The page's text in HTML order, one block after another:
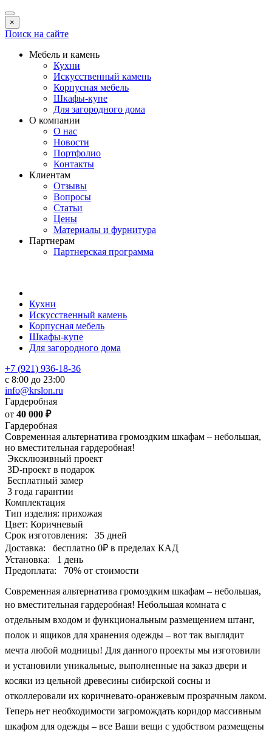
×
Поиск на сайте
Мебель и камень
Кухни
Искусственный камень
Корпусная мебель
Шкафы-купе
Для загородного дома
О компании
О нас
Новости
Портфолио
Контакты
Клиентам
Отзывы
Вопросы
Статьи
Цены
Материалы и фурнитура
Партнерам
Партнерская программа
Кухни
Искусственный камень
Корпусная мебель
Шкафы-купе
Для загородного дома
+7 (921) 936-18-36
с 8:00 до 23:00
info@krslon.ru
Гардеробная
от 40 000 ₽
Гардеробная
Современная альтернатива громоздким шкафам – небольшая,
но вместительная гардеробная!
Эксклюзивный проект
3D-проект в подарок
Бесплатный замер
3 года гарантии
Комплектация
Тип изделия: прихожая
Цвет: Коричневый
Срок изготовления:
35 дней
Доставка:
бесплатно 0₽ в пределах КАД
Установка:
1 день
Предоплата:
70% от стоимости
Современная альтернатива громоздким шкафам – небольшая,
но вместительная гардеробная! Небольшая комната с
отдельным входом и функциональным размещением штанг,
полок и ящиков для хранения одежды – вот так выглядит
мечта любой модницы! Для данного проекты мы изготовили
и установили уникальные, выполненные на заказ двери и
косяки из цельной древесины сибирской сосны и
отколлеровали их коричневато-оранжевым прозрачным лаком.
Теперь нет необходимости загромождать коридор массивным
шкафом для одежды – все Ваши вещи с удобством размещены